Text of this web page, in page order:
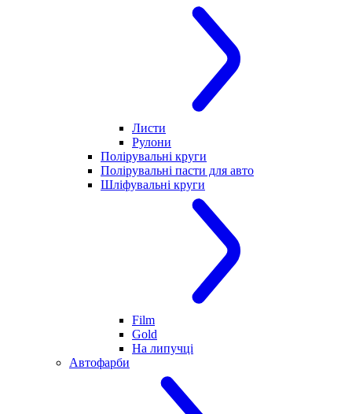
Листи
Рулони
Полірувальні круги
Полірувальні пасти для авто
Шліфувальні круги
Film
Gold
На липучці
Автофарби